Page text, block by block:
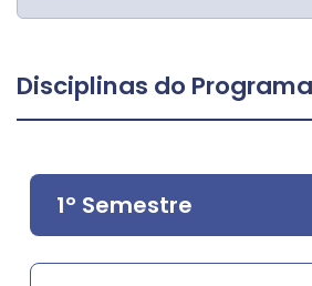
Disciplinas do Programa
1º Semestre